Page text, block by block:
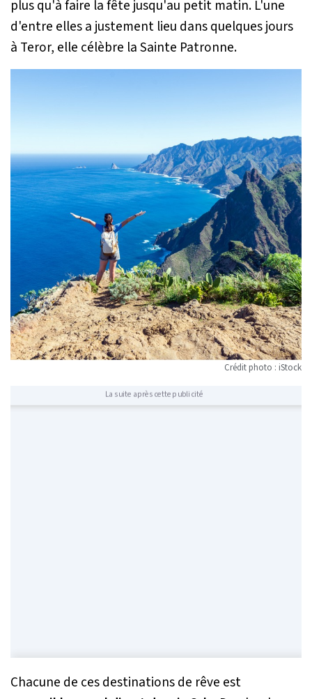
plus qu'à faire la fête jusqu'au petit matin. L'une
d'entre elles a justement lieu dans quelques jours
à Teror, elle célèbre la Sainte Patronne.
Crédit photo : iStock
La suite après cette publicité
Chacune de ces destinations de rêve est